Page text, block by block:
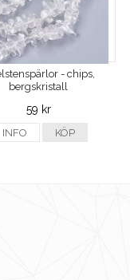
- chips,
bergskristall
59 kr
INFO KÖP